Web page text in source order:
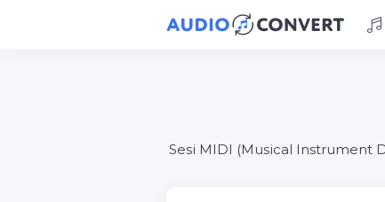
Sesi MIDI (Musical Instrument